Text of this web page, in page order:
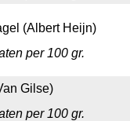
(Albert Heijn)
per 100 gr.
Gilse)
per 100 gr.